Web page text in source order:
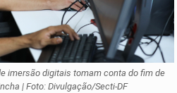
imersão digitais tomam conta do fim de
| Foto: Divulgação/Secti-DF